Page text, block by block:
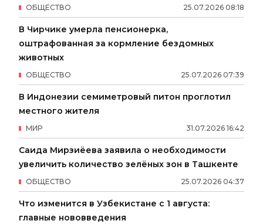
25.07.2026 08:18
ОБЩЕСТВО
В Чирчике умерла пенсионерка,
оштрафованная за кормление бездомных
животных
25.07.2026 07:39
ОБЩЕСТВО
В Индонезии семиметровый питон проглотил
местного жителя
31.07.2026 16:42
МИР
Саида Мирзиёева заявила о необходимости
увеличить количество зелёных зон в Ташкенте
25.07.2026 04:37
ОБЩЕСТВО
Что изменится в Узбекистане с 1 августа:
главные нововведения